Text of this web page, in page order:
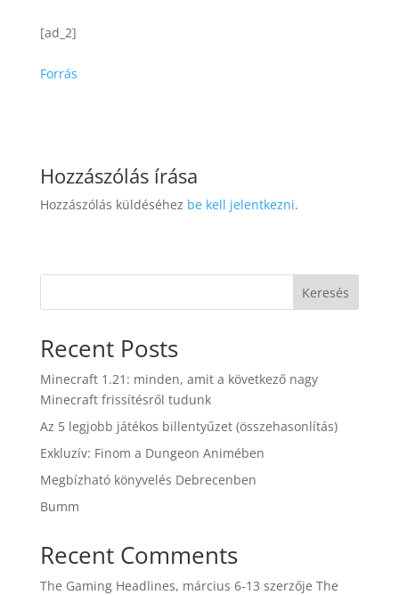
[ad_2]
Forrás
Hozzászólás írása
Hozzászólás küldéséhez be kell jelentkezni.
Keresés
Recent Posts
Minecraft 1.21: minden, amit a következő nagy
Minecraft frissítésről tudunk
Az 5 legjobb játékos billentyűzet (összehasonlítás)
Exkluzív: Finom a Dungeon Animében
Megbízható könyvelés Debrecenben
Bumm
Recent Comments
The Gaming Headlines, március 6-13 szerzője The